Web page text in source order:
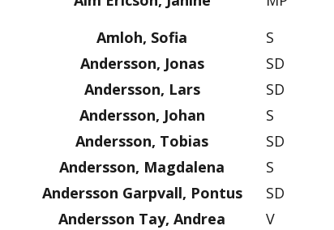
Amloh, Sofia
S
Andersson, Jonas
SD
Andersson, Lars
SD
Andersson, Johan
S
Andersson, Tobias
SD
Andersson, Magdalena
S
Andersson Garpvall, Pontus
SD
Andersson Tay, Andrea
V